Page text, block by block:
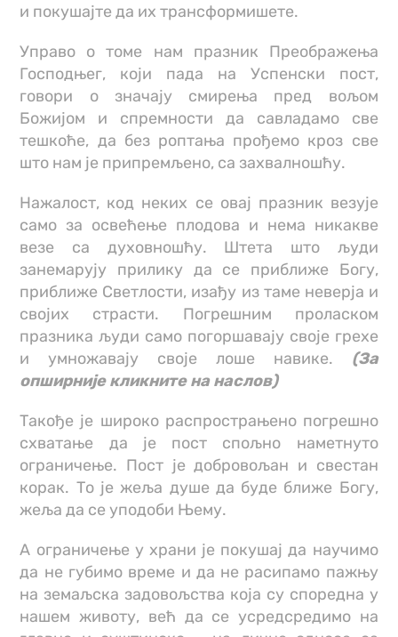
и покушајте да их трансформишете.
Управо о томе нам празник Преображења
Господњег, који пада на Успенски пост,
говори о значају смирења пред вољом
Божијом и спремности да савладамо све
тешкоће, да без роптања прођемо кроз све
што нам је припремљено, са захвалношћу.
Нажалост, код неких се овај празник везује
само за освећење плодова и нема никакве
везе са духовношћу. Штета што људи
занемарују прилику да се приближе Богу,
приближе Светлости, изађу из таме неверја и
својих страсти. Погрешним проласком
празника људи само погоршавају своје грехе
и умножавају своје лоше навике. (За
опширније кликните на наслов)
Такође је широко распрострањено погрешно
схватање да је пост спољно наметнуто
ограничење. Пост је добровољан и свестан
корак. То је жеља душе да буде ближе Богу,
жеља да се уподоби Њему.
А ограничење у храни је покушај да научимо
да не губимо време и да не расипамо пажњу
на земаљска задовољства која су споредна у
нашем животу, већ да се усредсредимо на